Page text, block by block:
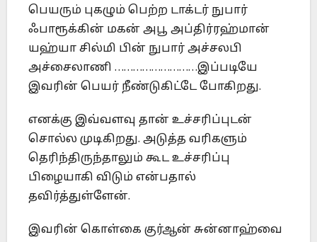
பெயரும் புகழும் பெற்ற டாக்டர் நுபார்
ஃபாரூக்கின் மகன் அபூ அப்திர்ரஹ்மான்
யஹ்யா சில்மி பின் நுபார் அச்சலபி
அச்சைலாணி ………………………இப்படியே
இவரின் பெயர் நீண்டுகிட்டே போகிறது.
எனக்கு இவ்வளவு தான் உச்சரிப்புடன்
சொல்ல முடிகிறது. அடுத்த வரிகளும்
தெரிந்திருந்தாலும் கூட உச்சரிப்பு
பிழையாகி விடும் என்பதால்
தவிர்த்துள்ளேன்.
இவரின் கொள்கை குர்ஆன் சுன்னாஹ்வை